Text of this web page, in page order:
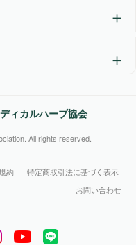
ィカルハーブ協会
All rights reserved.
約
特定商取引法に基づく表示
お問い合わせ